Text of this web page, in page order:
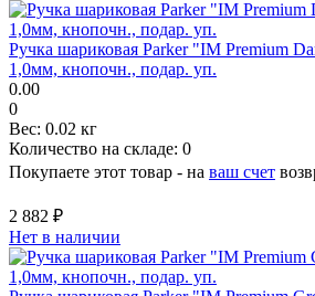
Ручка шариковая Parker "IM Premium
1,0мм, кнопочн., подар. уп.
0.00
0
Вес: 0.02 кг
Количество на складе: 0
Покупаете этот товар - на ваш счет
2 882 ₽
Нет в наличии